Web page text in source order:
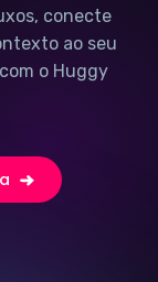
conecte
ao seu
o Huggy